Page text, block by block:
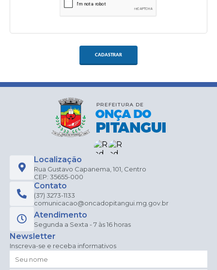
CADASTRAR
Localização
Rua Gustavo Capanema, 101, Centro
CEP: 35655-000
Contato
(37) 3273-1133
comunicacao@oncadopitangui.mg.gov.br
Atendimento
Segunda a Sexta - 7 às 16 horas
Newsletter
Inscreva-se e receba informativos